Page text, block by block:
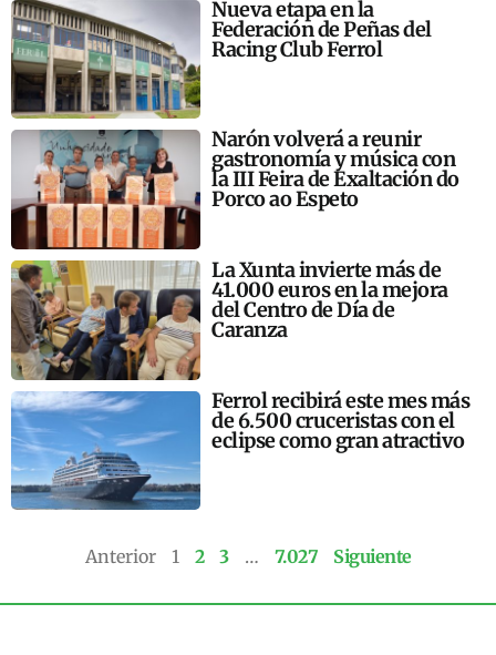
Nueva etapa en la
Federación de Peñas del
Racing Club Ferrol
Narón volverá a reunir
gastronomía y música con
la III Feira de Exaltación do
Porco ao Espeto
La Xunta invierte más de
41.000 euros en la mejora
del Centro de Día de
Caranza
Ferrol recibirá este mes más
de 6.500 cruceristas con el
eclipse como gran atractivo
Anterior 1 2 3 … 7.027 Siguiente